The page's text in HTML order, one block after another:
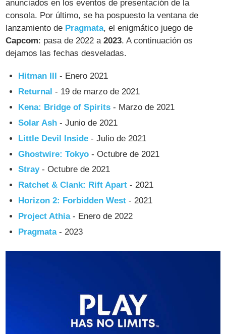
anunciados en los eventos de presentación de la
consola. Por último, se ha pospuesto la ventana de
lanzamiento de Pragmata, el enigmático juego de
Capcom: pasa de 2022 a2023. A continuación os
dejamos las fechas desveladas.
Hitman III
- Enero 2021
Returnal - 19 de marzo de 2021
Kena: Bridge of Spirits - Marzo de 2021
Solar Ash - Junio de 2021
Little Devil Inside - Julio de 2021
Ghostwire: Tokyo - Octubre de 2021
Stray- Octubre de 2021
Ratchet & Clank: Rift Apart - 2021
Horizon 2: Forbidden West - 2021
Project Athia- Enero de 2022
Pragmata- 2023